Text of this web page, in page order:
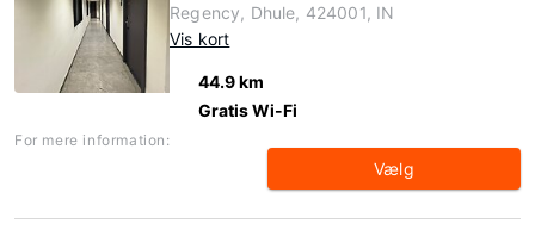
Regency, Dhule, 424001, IN
Vis kort
44.9 km
Gratis Wi-Fi
For mere information:
Vælg